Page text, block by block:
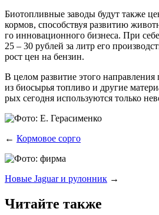
Био­топ­лив­ные заво­ды будут так­же
кор­мов, спо­соб­ствуя раз­ви­тию
го инно­ва­ци­он­но­го биз­не­са. При
25 – 30 руб­лей за литр его
рост цен на бензин.
В целом раз­ви­тие это­го направ­ле­ния
из био­сы­рья топ­ли­во и дру­гие
рых сего­дня исполь­зу­ют­ся толь­ко
← Кормовое сорго
Новые Jaguar и рулонник →
Читайте также